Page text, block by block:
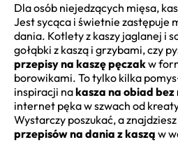
Dla osób niejedzących mięsa,
Jest sycąca i świetnie zastępuje
dania. Kotlety z kaszy jaglanej i
gołąbki z kaszą i grzybami, czy
przepisy na kaszę pęczakw
borowikami. To tylko kilka
inspiracji nakasza na obiad bez
internet pęka w szwach od
Wystarczy poszukać, a
przepisów na dania z kaszą w